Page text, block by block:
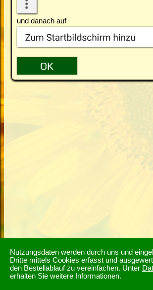
Nutzungsdaten werden durch uns und
Dritte mittels Cookies erfasst und
den Bestellablauf zu vereinfachen. Unter
erhalten Sie weitere Informationen.
und danach auf